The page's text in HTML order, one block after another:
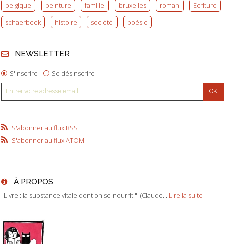
belgique
peinture famille bruxelles roman
Ecriture
schaerbeek
histoire société poésie
NEWSLETTER
S'inscrire Se désinscrire
S'abonner au flux RSS
S'abonner au flux ATOM
À PROPOS
"Livre : la substance vitale dont on se nourrit." (Claude... Lire la suite